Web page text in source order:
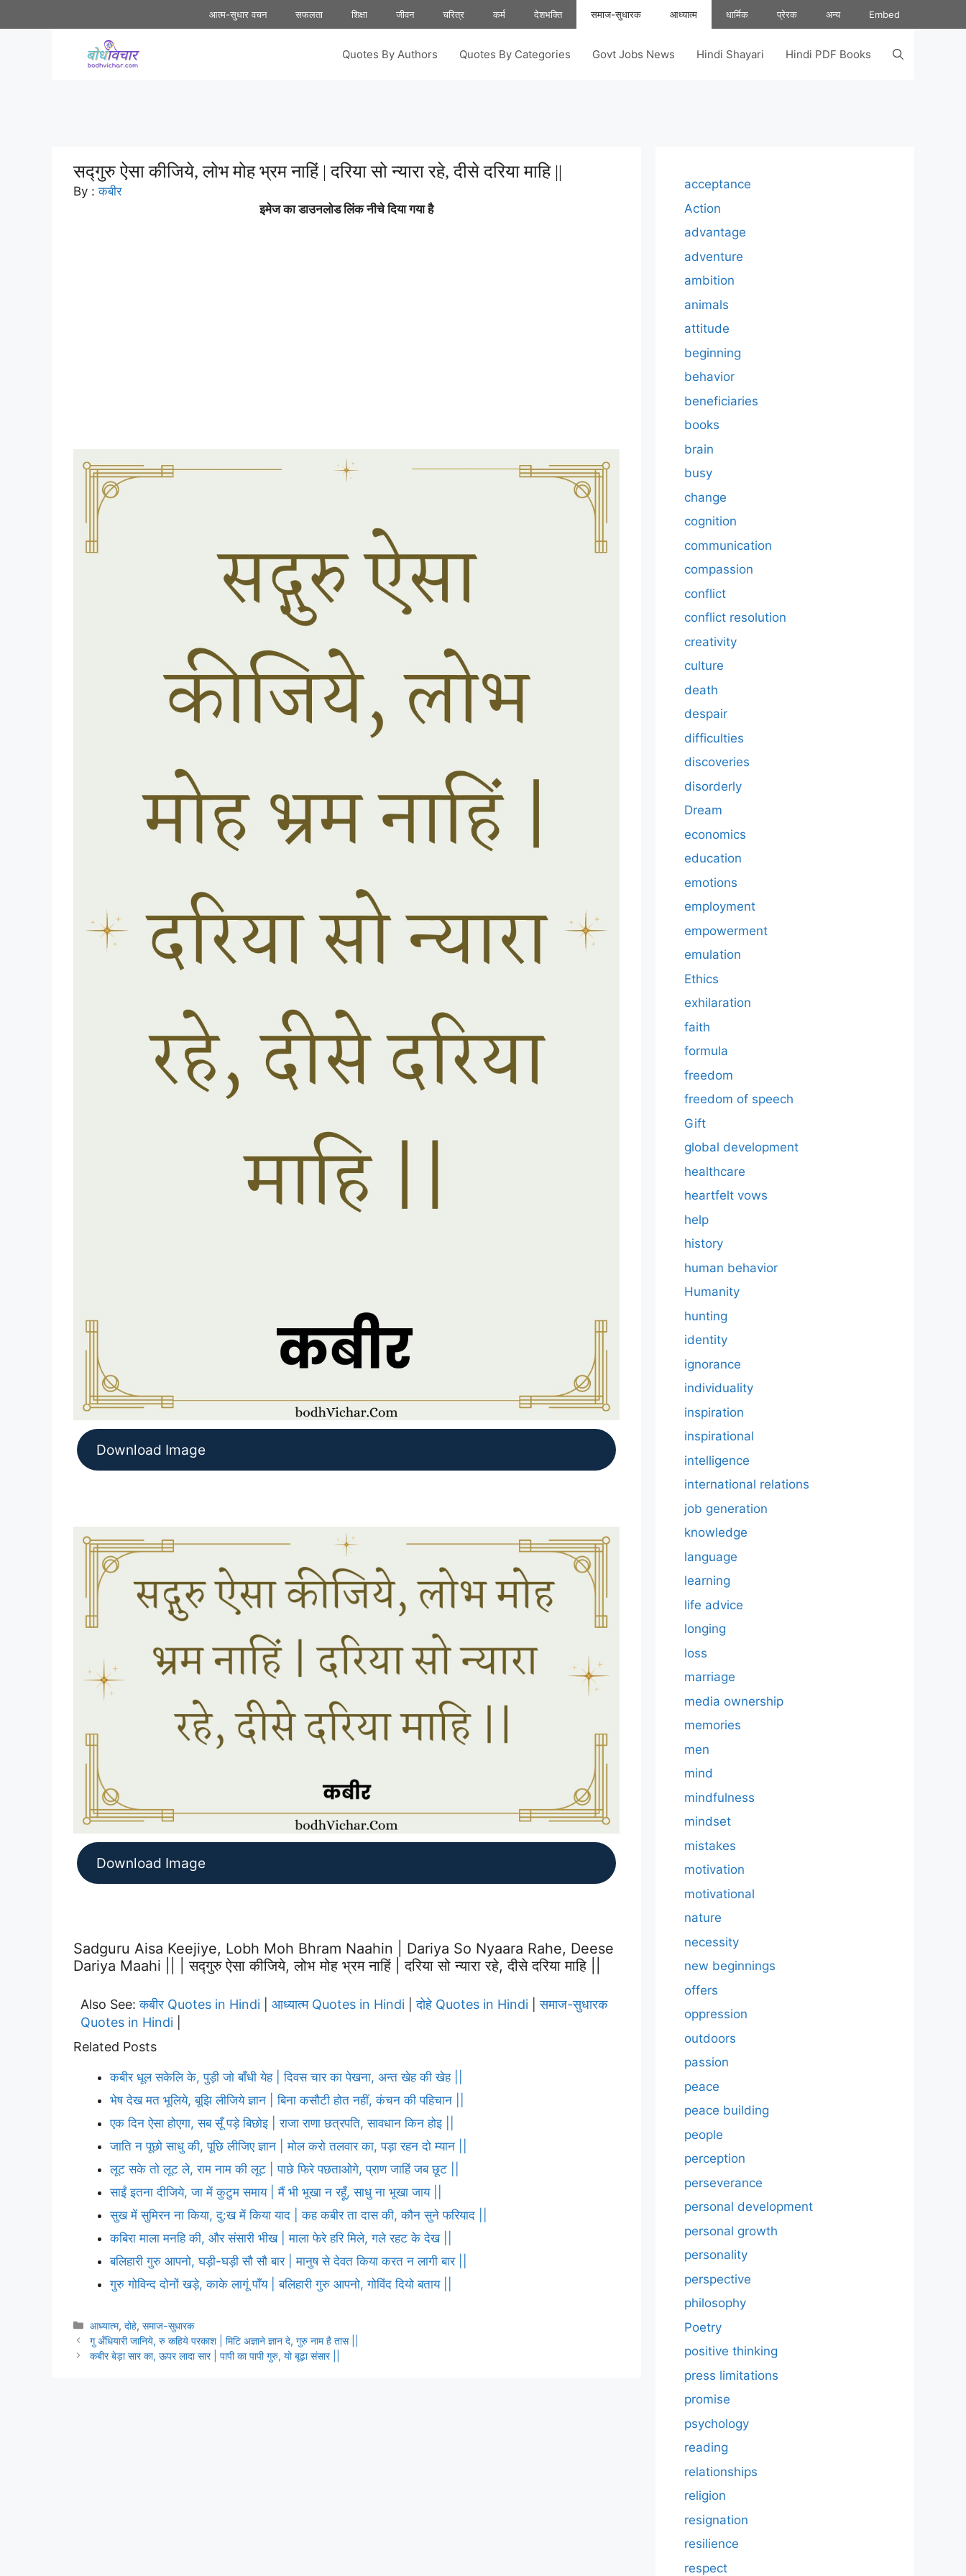
to
आत्म-सुधार वचन सफलता शिक्षा जीवन चरित्र कर्म देशभक्ति समाज-सुधारक आध्यात्म धार्मिक प्रेरक अन्य Embed
Quotes By Authors Quotes By Categories Govt Jobs News Hindi Shayari Hindi PDF Books
सद्गुरु ऐसा कीजिये, लोभ मोह भ्रम नाहिं | दरिया सो न्यारा रहे, दीसे दरिया माहि ||
By :कबीर
इमेज का डाउनलोड लिंक नीचे दिया गया है
Download Image
Download Image
Sadguru Aisa Keejiye, Lobh Moh Bhram Naahin | Dariya So Nyaara Rahe, Deese
Dariya Maahi || | सद्गुरु ऐसा कीजिये, लोभ मोह भ्रम नाहिं | दरिया सो न्यारा रहे, दीसे दरिया माहि ||
Also See:कबीर Quotes in Hindi आध्यात्म Quotes in Hindi |दोहे Quotes in Hindi |समाज-सुधारक
Quotes in Hindi
Related Posts
कबीर धूल सकेलि के, पुड़ी जो बाँधी येह | दिवस चार का पेखना, अन्त खेह की खेह ||
भेष देख मत भूलिये, बूझि लीजिये ज्ञान | बिना कसौटी होत नहीं, कंचन की पहिचान ||
एक दिन ऐसा होएगा, सब सूँ पड़े बिछोइ | राजा राणा छत्रपति, सावधान किन होइ ||
जाति न पूछो साधु की, पूछि लीजिए ज्ञान | मोल करो तलवार का, पड़ा रहन दो म्यान ||
लूट सके तो लूट ले, राम नाम की लूट | पाछे फिरे पछताओगे, प्राण जाहिं जब छूट ||
साईं इतना दीजिये, जा में कुटुम समाय | मैं भी भूखा न रहूँ, साधु ना भूखा जाय ||
सुख में सुमिरन ना किया, दु:ख में किया याद | कह कबीर ता दास की, कौन सुने फरियाद ||
कबिरा माला मनहि की, और संसारी भीख | माला फेरे हरि मिले, गले रहट के देख ||
बलिहारी गुरु आपनो, घड़ी-घड़ी सौ सौ बार | मानुष से देवत किया करत न लागी बार ||
गुरु गोविन्द दोनों खड़े, काके लागूं पाँय | बलिहारी गुरु आपनो, गोविंद दियो बताय ||
Categories
आध्यात्म,दोहे,समाज-सुधारक
गु अँधियारी जानिये, रु कहिये परकाश | मिटि अज्ञाने ज्ञान दे, गुरु नाम है तास ||
कबीर बेड़ा सार का, ऊपर लादा सार | पापी का पापी गुरु, यो बूढ़ा संसार ||
acceptance
Action
advantage
adventure
ambition
animals
attitude
beginning
behavior
beneficiaries
books
brain
busy
change
cognition
communication
compassion
conflict
conflict resolution
creativity
culture
death
despair
difficulties
discoveries
disorderly
Dream
economics
education
emotions
employment
empowerment
emulation
Ethics
exhilaration
faith
formula
freedom
freedom of speech
Gift
global development
healthcare
heartfelt vows
help
history
human behavior
Humanity
hunting
identity
ignorance
individuality
inspiration
inspirational
intelligence
international relations
job generation
knowledge
language
learning
life advice
longing
loss
marriage
media ownership
memories
men
mind
mindfulness
mindset
mistakes
motivation
motivational
nature
necessity
new beginnings
offers
oppression
outdoors
passion
peace
peace building
people
perception
perseverance
personal development
personal growth
personality
perspective
philosophy
Poetry
positive thinking
press limitations
promise
psychology
reading
relationships
religion
resignation
resilience
respect